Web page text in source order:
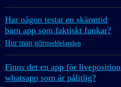
Har någon testat en skärmtid
barn app som faktiskt funkar?
Hur man görmeddelanden
Finns det en app för liveposition
whatsapp som är pålitlig?